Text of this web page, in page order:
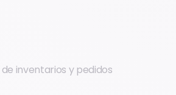
inventarios y pedidos